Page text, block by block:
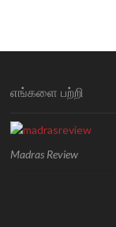
எங்களை பற்றி
Madras Review